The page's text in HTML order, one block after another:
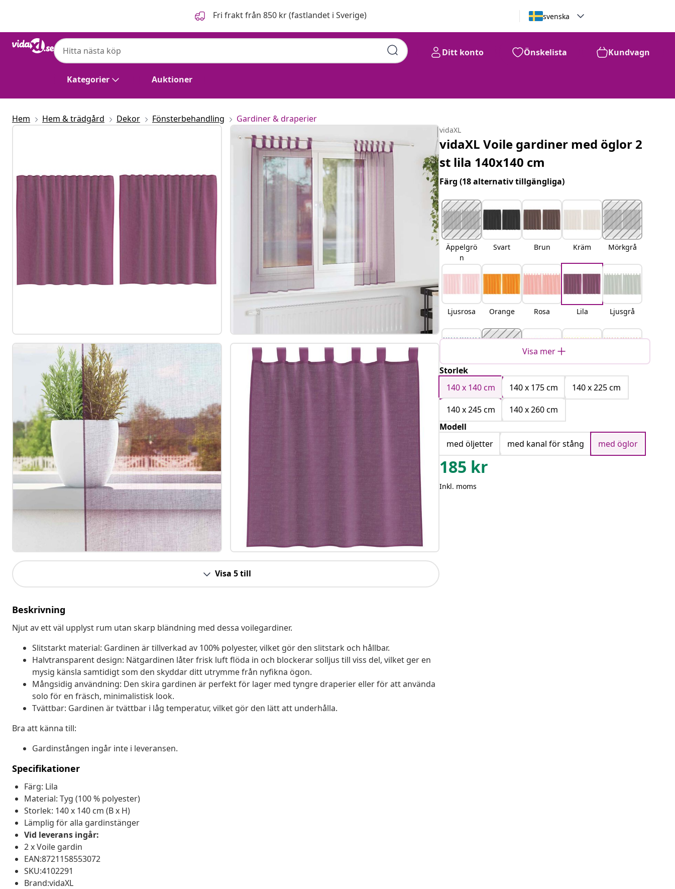
Fri frakt från 850 kr (fastlandet i Sverige) svenska
Kategorier Auktioner
Ditt konto Önskelista Kundvagn
Hem Hem & trädgård Dekor Fönsterbehandling Gardiner & draperier
Visa 5 till
Beskrivning
Njut av ett väl upplyst rum utan skarp bländning med dessa voilegardiner.
Slitstarkt material: Gardinen är tillverkad av 100% polyester, vilket gör den slitstark och hållbar.
Halvtransparent design: Nätgardinen låter frisk luft flöda in och blockerar solljus till viss del, vilket ger en
mysig känsla samtidigt som den skyddar ditt utrymme från nyfikna ögon.
Mångsidig användning: Den skira gardinen är perfekt för lager med tyngre draperier eller för att använda
solo för en fräsch, minimalistisk look.
Tvättbar: Gardinen är tvättbar i låg temperatur, vilket gör den lätt att underhålla.
Bra att känna till:
Gardinstången ingår inte i leveransen.
Specifikationer
Färg: Lila
Material: Tyg (100 % polyester)
Storlek: 140 x 140 cm (B x H)
Lämplig för alla gardinstänger
Vid leverans ingår:
2 x Voile gardin
EAN:8721158553072
SKU:4102291
Brand:vidaXL
vidaXL
vidaXL Voile gardiner med öglor 2
st lila 140x140 cm
Färg(18 alternativ tillgängliga)
Äppelgrö
n
Svart Brun Kräm Mörkgrå
Ljusrosa Orange Rosa Lila Ljusgrå
Kungsblå Sand Ljusbrun Gul
Terracott
Turkos Vinröd
Visa mer
Storlek
140 x 140 cm
140 x 175 cm
140 x 225 cm
140 x 245 cm
140 x 260 cm
Modell
med öljetter
med kanal för stång med öglor
185 kr
Inkl. moms